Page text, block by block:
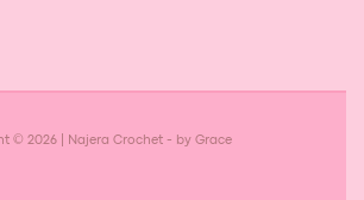
© 2026 | Najera Crochet - by Grace